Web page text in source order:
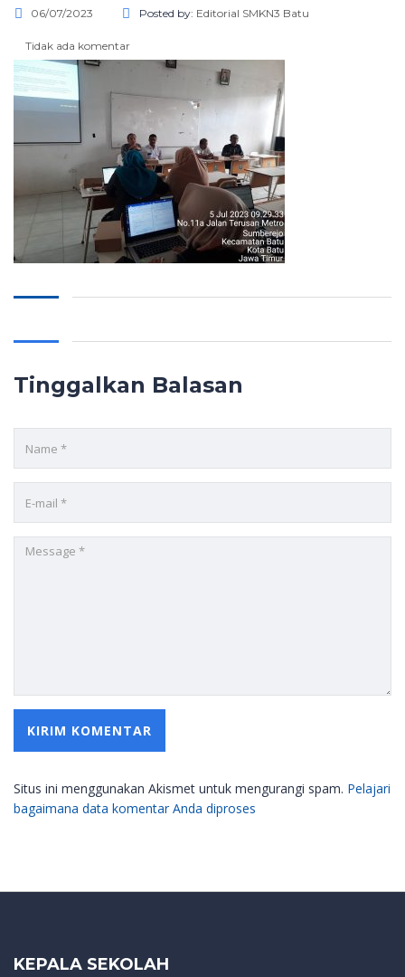
06/07/2023 Posted by: Editorial SMKN3 Batu
Tidak ada komentar
Tinggalkan Balasan
Situs ini menggunakan Akismet untuk mengurangi spam. Pelajari
bagaimana data komentar Anda diproses
KEPALA SEKOLAH